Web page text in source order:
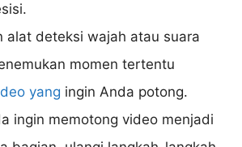
alat deteksi wajah atau suara
momen tertentu
yang ingin Anda potong.
ingin memotong video menjadi